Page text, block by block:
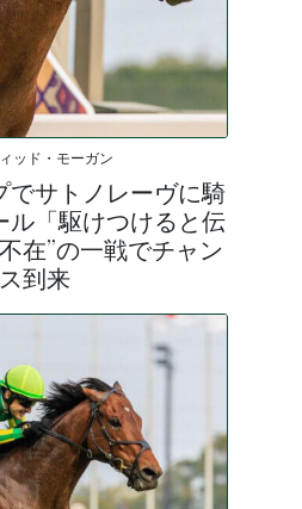
ッド・モーガン
でサトノレーヴに騎
ル「駆けつけると伝
在”の一戦でチャン
ス到来